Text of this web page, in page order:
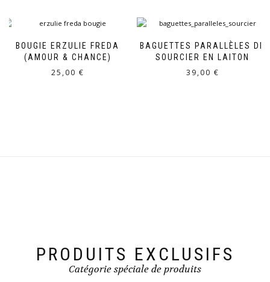
BOUGIE ERZULIE FREDA
(AMOUR & CHANCE)
25,00 €
BAGUETTES PARALLÈLES DE
SOURCIER EN LAITON
39,00 €
PRODUITS EXCLUSIFS
Catégorie spéciale de produits